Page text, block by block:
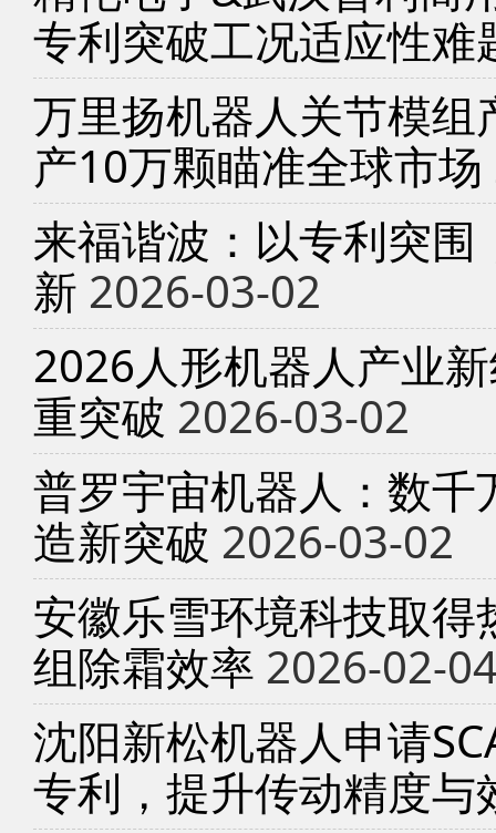
专利突破工况适应性难
万里扬机器人关节模
产10万颗瞄准全球市场
来福谐波：以专利突
新 2026-03-02
2026人形机器人产业
重突破 2026-03-02
普罗宇宙机器人：数
造新突破 2026-03-02
安徽乐雪环境科技取
组除霜效率 2026-02-
沈阳新松机器人申请
专利，提升传动精度与